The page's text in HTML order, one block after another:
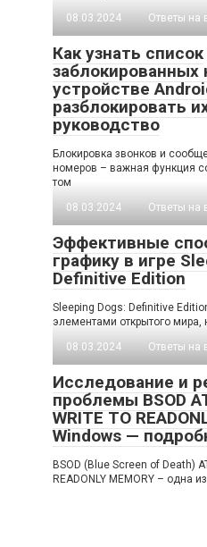
08.03.2024
Ответы на
Как узнать список
заблокированных
устройстве
разблокировать
руководство
Блокировка звонков и
номеров – важная функция
том
08.03.2024
Ответы на
Эффективные
графику в игре
Definitive Edition
Sleeping Dogs: Definitive
элементами открытого мира,
08.03.2024
Ответы на
Исследование и
проблемы BSOD
WRITE TO
Windows —
BSOD (Blue Screen of Death)
READONLY MEMORY – одна из